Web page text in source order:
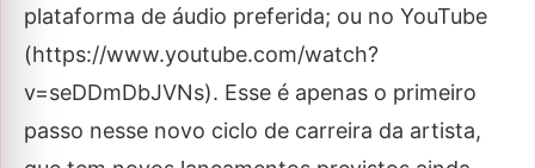
plataforma de áudio preferida; ou no YouTube
(https://www.youtube.com/watch?
v=seDDmDbJVNs). Esse é apenas o primeiro
passo nesse novo ciclo de carreira da artista,